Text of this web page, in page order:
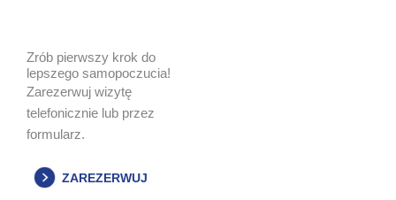
Zrób pierwszy krok do
lepszego samopoczucia!
Zarezerwuj wizytę
telefonicznie lub przez
formularz.
ZAREZERWUJ